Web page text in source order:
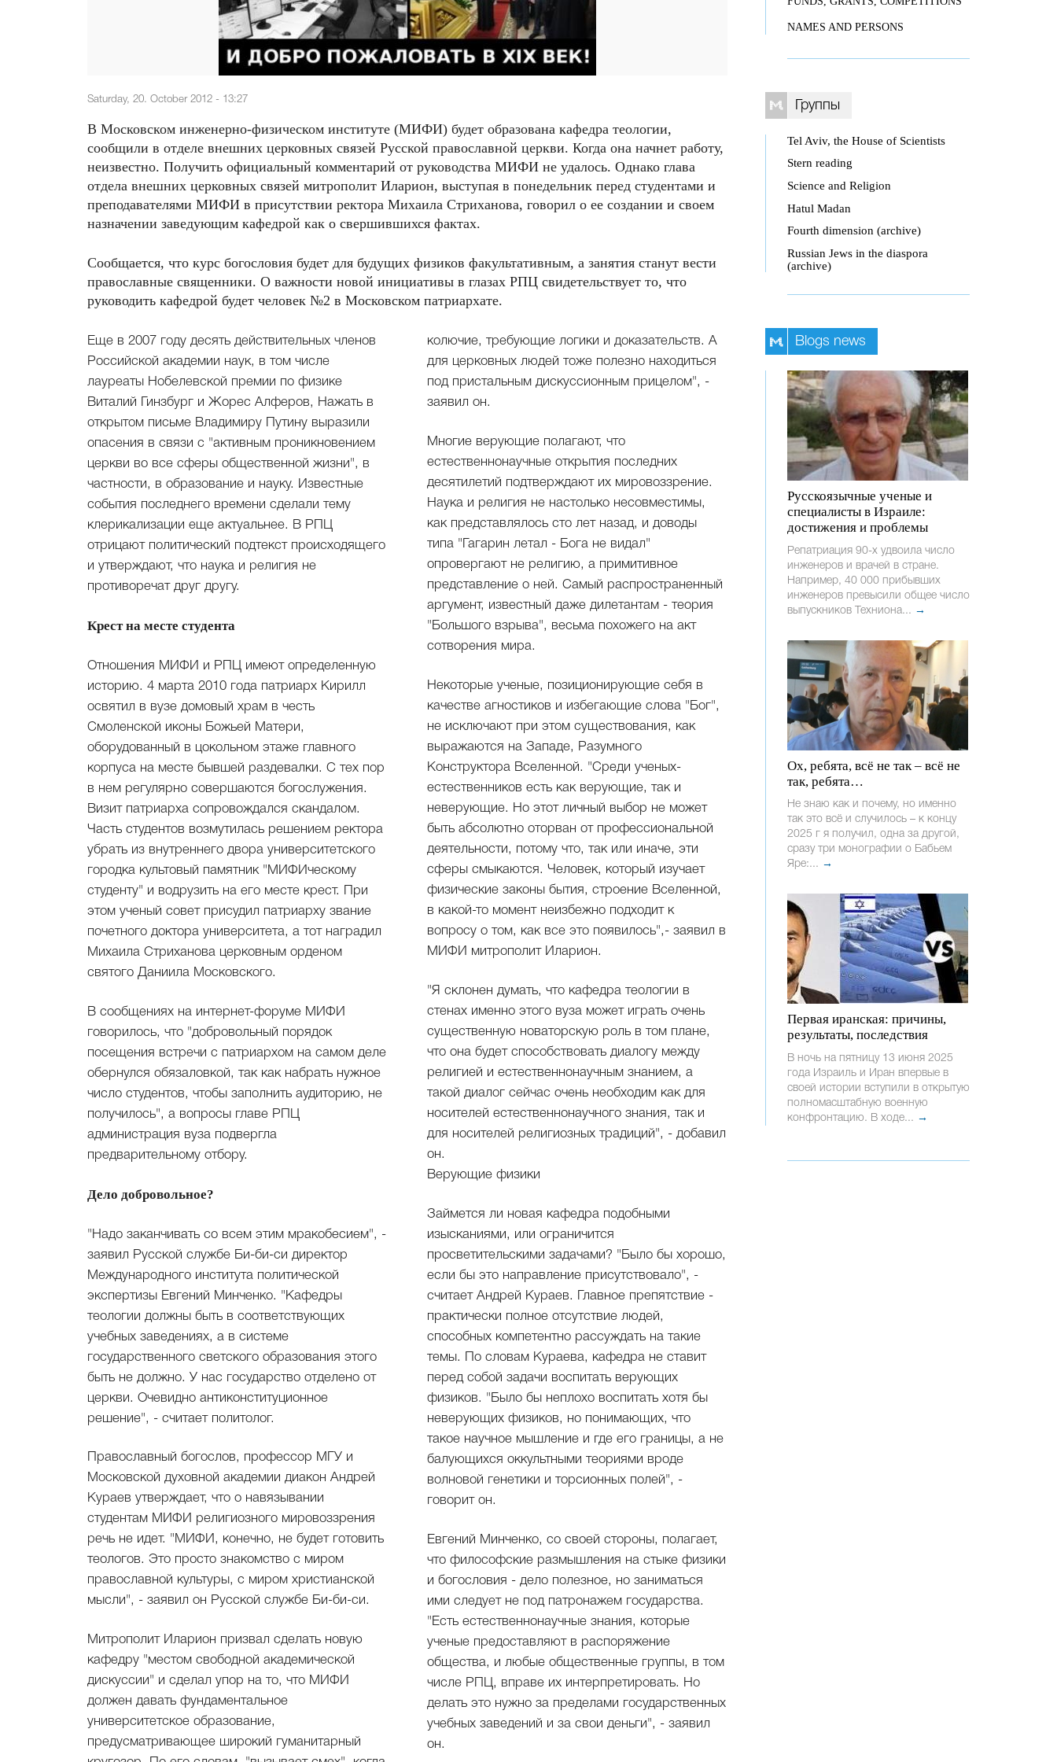
Saturday, 20. October 2012 - 13:27
В Московском инженерно-физическом институте (МИФИ) будет образована кафедра теологии,
сообщили в отделе внешних церковных связей Русской православной церкви. Когда она начнет работу,
неизвестно. Получить официальный комментарий от руководства МИФИ не удалось. Однако глава
отдела внешних церковных связей митрополит Иларион, выступая в понедельник перед студентами и
преподавателями МИФИ в присутствии ректора Михаила Стриханова, говорил о ее создании и своем
назначении заведующим кафедрой как о свершившихся фактах.
Сообщается, что курс богословия будет для будущих физиков факультативным, а занятия станут вести
православные священники. О важности новой инициативы в глазах РПЦ свидетельствует то, что
руководить кафедрой будет человек №2 в Московском патриархате.
Еще в 2007 году десять действительных членов
Российской академии наук, в том числе
лауреаты Нобелевской премии по физике
Виталий Гинзбург и Жорес Алферов, Нажать в
открытом письме Владимиру Путину выразили
опасения в связи с "активным проникновением
церкви во все сферы общественной жизни", в
частности, в образование и науку. Известные
события последнего времени сделали тему
клерикализации еще актуальнее. В РПЦ
отрицают политический подтекст происходящего
и утверждают, что наука и религия не
противоречат друг другу.
Крест на месте студента
Отношения МИФИ и РПЦ имеют определенную
историю. 4 марта 2010 года патриарх Кирилл
освятил в вузе домовый храм в честь
Смоленской иконы Божьей Матери,
оборудованный в цокольном этаже главного
корпуса на месте бывшей раздевалки. С тех пор
в нем регулярно совершаются богослужения.
Визит патриарха сопровождался скандалом.
Часть студентов возмутилась решением ректора
убрать из внутреннего двора университетского
городка культовый памятник "МИФИческому
студенту" и водрузить на его месте крест. При
этом ученый совет присудил патриарху звание
почетного доктора университета, а тот наградил
Михаила Стриханова церковным орденом
святого Даниила Московского.
В сообщениях на интернет-форуме МИФИ
говорилось, что "добровольный порядок
посещения встречи с патриархом на самом деле
обернулся обязаловкой, так как набрать нужное
число студентов, чтобы заполнить аудиторию, не
получилось", а вопросы главе РПЦ
администрация вуза подвергла
предварительному отбору.
Дело добровольное?
"Надо заканчивать со всем этим мракобесием", -
заявил Русской службе Би-би-си директор
Международного института политической
экспертизы Евгений Минченко. "Кафедры
теологии должны быть в соответствующих
учебных заведениях, а в системе
государственного светского образования этого
быть не должно. У нас государство отделено от
церкви. Очевидно антиконституционное
решение", - считает политолог.
Православный богослов, профессор МГУ и
Московской духовной академии диакон Андрей
Кураев утверждает, что о навязывании
студентам МИФИ религиозного мировоззрения
речь не идет. "МИФИ, конечно, не будет готовить
теологов. Это просто знакомство с миром
православной культуры, с миром христианской
мысли", - заявил он Русской службе Би-би-си.
Митрополит Иларион призвал сделать новую
кафедру "местом свободной академической
дискуссии" и сделал упор на то, что МИФИ
должен давать фундаментальное
университетское образование,
предусматривающее широкий гуманитарный
колючие, требующие логики и доказательств. А
для церковных людей тоже полезно находиться
под пристальным дискуссионным прицелом", -
заявил он.
Многие верующие полагают, что
естественнонаучные открытия последних
десятилетий подтверждают их мировоззрение.
Наука и религия не настолько несовместимы,
как представлялось сто лет назад, и доводы
типа "Гагарин летал - Бога не видал"
опровергают не религию, а примитивное
представление о ней. Самый распространенный
аргумент, известный даже дилетантам - теория
"Большого взрыва", весьма похожего на акт
сотворения мира.
Некоторые ученые, позиционирующие себя в
качестве агностиков и избегающие слова "Бог",
не исключают при этом существования, как
выражаются на Западе, Разумного
Конструктора Вселенной. "Среди ученых-
естественников есть как верующие, так и
неверующие. Но этот личный выбор не может
быть абсолютно оторван от профессиональной
деятельности, потому что, так или иначе, эти
сферы смыкаются. Человек, который изучает
физические законы бытия, строение Вселенной,
в какой-то момент неизбежно подходит к
вопросу о том, как все это появилось",- заявил в
МИФИ митрополит Иларион.
"Я склонен думать, что кафедра теологии в
стенах именно этого вуза может играть очень
существенную новаторскую роль в том плане,
что она будет способствовать диалогу между
религией и естественнонаучным знанием, а
такой диалог сейчас очень необходим как для
носителей естественнонаучного знания, так и
для носителей религиозных традиций", - добавил
он.
Верующие физики
Займется ли новая кафедра подобными
изысканиями, или ограничится
просветительскими задачами? "Было бы хорошо,
если бы это направление присутствовало", -
считает Андрей Кураев. Главное препятствие -
практически полное отсутствие людей,
способных компетентно рассуждать на такие
темы. По словам Кураева, кафедра не ставит
перед собой задачи воспитать верующих
физиков. "Было бы неплохо воспитать хотя бы
неверующих физиков, но понимающих, что
такое научное мышление и где его границы, а не
балующихся оккультными теориями вроде
волновой генетики и торсионных полей", -
говорит он.
Евгений Минченко, со своей стороны, полагает,
что философские размышления на стыке физики
и богословия - дело полезное, но заниматься
ими следует не под патронажем государства.
"Есть естественнонаучные знания, которые
ученые предоставляют в распоряжение
общества, и любые общественные группы, в том
числе РПЦ, вправе их интерпретировать. Но
делать это нужно за пределами государственных
учебных заведений и за свои деньги", - заявил
он.
NAMES AND PERSONS
Группы
Tel Aviv, the House of Scientists
Stern reading
Science and Religion
Hatul Madan
Fourth dimension (archive)
Russian Jews in the diaspora
(archive)
Blogs news
Русскоязычные ученые и
специалисты в Израиле:
достижения и проблемы
Репатриация 90-х удвоила число
инженеров и врачей в стране.
Например, 40 000 прибывших
инженеров превысили общее число
выпускников Техниона... →
Ох, ребята, всё не так – всё не
так, ребята…
Не знаю как и почему, но именно
так это всё и случилось – к концу
2025 г я получил, одна за другой,
сразу три монографии о Бабьем
Яре:... →
Первая иранская: причины,
результаты, последствия
В ночь на пятницу 13 июня 2025
года Израиль и Иран впервые в
своей истории вступили в открытую
полномасштабную военную
конфронтацию. В ходе... →